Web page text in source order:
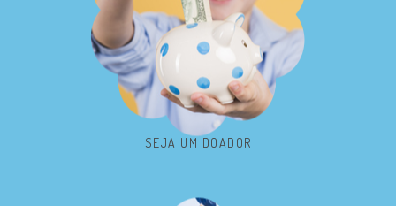
SEJA UM DOADOR